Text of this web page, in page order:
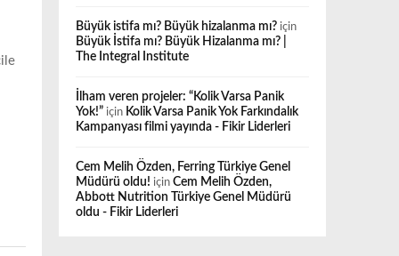
Büyük istifa mı? Büyük hizalanma mı?için
Büyük İstifa mı? Büyük Hizalanma mı? |
The Integral Institute
İlham veren projeler: “Kolik Varsa Panik
Yok!”için Kolik Varsa Panik Yok Farkındalık
Kampanyası filmi yayında - Fikir Liderleri
Cem Melih Özden, Ferring Türkiye Genel
Müdürü oldu! için Cem Melih Özden,
Abbott Nutrition Türkiye Genel Müdürü
oldu - Fikir Liderleri